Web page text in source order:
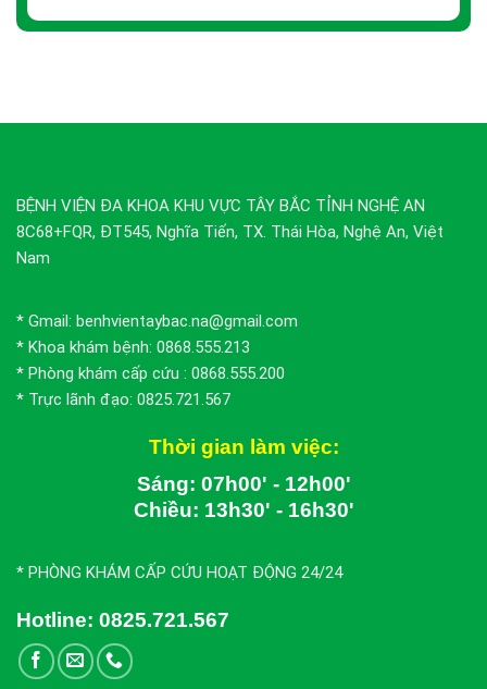
BỆNH VIỆN ĐA KHOA KHU VỰC TÂY BẮC TỈNH NGHỆ AN
8C68+FQR, ĐT545, Nghĩa Tiến, TX. Thái Hòa, Nghệ An, Việt
Nam
* Gmail: benhvientaybac.na@gmail.com
* Khoa khám bệnh: 0868.555.213
* Phòng khám cấp cứu : 0868.555.200
* Trực lãnh đạo: 0825.721.567
Thời gian làm việc:
Sáng: 07h00' - 12h00'
Chiều: 13h30' - 16h30'
* PHÒNG KHÁM CẤP CỨU HOẠT ĐỘNG 24/24
Hotline: 0825.721.567